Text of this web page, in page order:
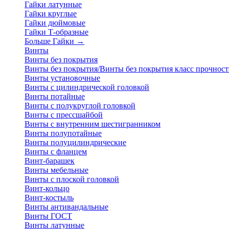
Гайки латунные
Гайки круглые
Гайки дюймовые
Гайки Т-образные
Больше Гайки →
Винты
Винты без покрытия
Винты без покрытия/Винты без покрытия класс
Винты установочные
Винты с цилиндрической головкой
Винты потайные
Винты с полукруглой головкой
Винты с прессшайбой
Винты с внутренним шестигранником
Винты полупотайные
Винты полуцилиндрические
Винты с фланцем
Винт-барашек
Винты мебельные
Винты с плоской головкой
Винт-кольцо
Винт-костыль
Винты антивандальные
Винты ГОСТ
Винты латунные